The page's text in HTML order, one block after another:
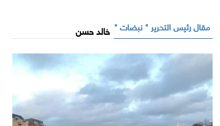
مقال رئيس التحرير " نبضات " خالد حسن